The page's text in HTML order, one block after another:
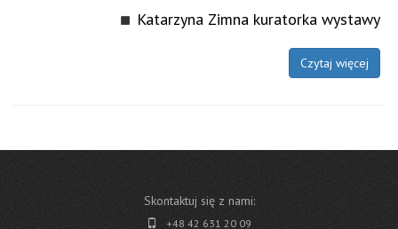
Katarzyna Zimna kuratorka wystawy
Czytaj więcej
Skontaktuj się z nami:
+48 42 631 20 09